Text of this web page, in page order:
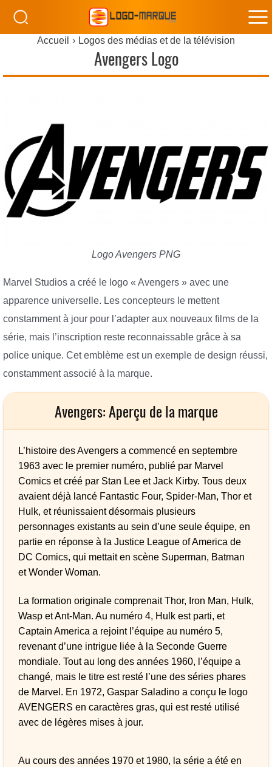
Accueil Logos des médias et de la télévision
Avengers Logo
Logo Avengers PNG
Marvel Studios a créé le logo « Avengers » avec une
apparence universelle. Les concepteurs le mettent
constamment à jour pour l’adapter aux nouveaux films de la
série, mais l’inscription reste reconnaissable grâce à sa
police unique. Cet emblème est un exemple de design réussi,
constamment associé à la marque.
Avengers: Aperçu de la marque
L’histoire des Avengers a commencé en septembre
1963 avec le premier numéro, publié par Marvel
Comics et créé par Stan Lee et Jack Kirby. Tous deux
avaient déjà lancé Fantastic Four, Spider-Man, Thor et
Hulk, et réunissaient désormais plusieurs
personnages existants au sein d’une seule équipe, en
partie en réponse à la Justice League of America de
DC Comics, qui mettait en scène Superman, Batman
et Wonder Woman.
La formation originale comprenait Thor, Iron Man, Hulk,
Wasp et Ant-Man. Au numéro 4, Hulk est parti, et
Captain America a rejoint l’équipe au numéro 5,
revenant d’une intrigue liée à la Seconde Guerre
mondiale. Tout au long des années 1960, l’équipe a
changé, mais le titre est resté l’une des séries phares
de Marvel. En 1972, Gaspar Saladino a conçu le logo
AVENGERS en caractères gras, qui est resté utilisé
avec de légères mises à jour.
Au cours des années 1970 et 1980, la série a été en